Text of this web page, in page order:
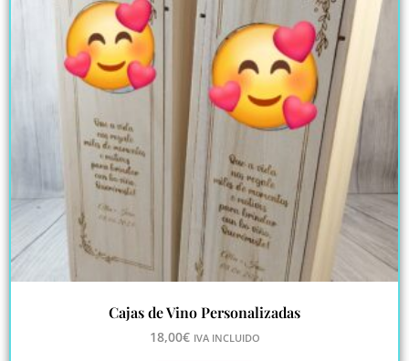
Cajas de Vino Personalizadas
18,00€ IVA INCLUIDO